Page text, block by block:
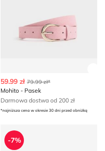
59.99 zł 79.99 zł*
Mohito - Pasek
Darmowa dostwa od 200 zł
*najniższa cena w okresie 30 dni przed obniżką
Parasol Liu Jo
-7%